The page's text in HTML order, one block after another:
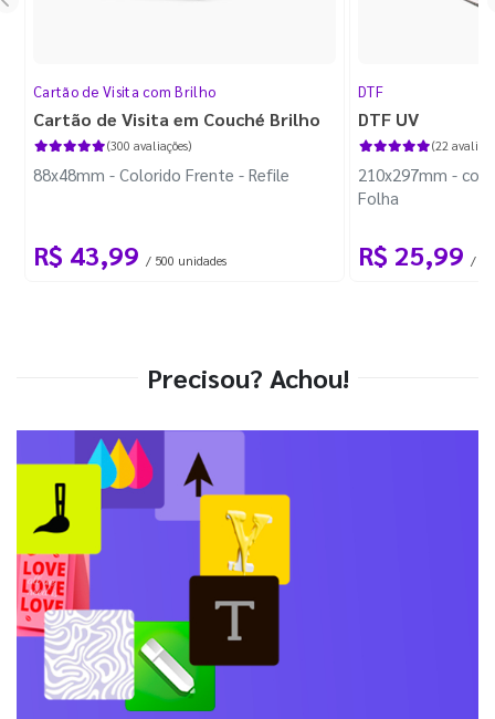
Cartão de Visita com Brilho
Cartão de Visita em Couché Brilho
(300 avaliações)
88x48mm - Colorido Frente - Refile
R$ 43,99 / 500 unidades
DTF
DTF UV
(22
210x297mm -
Folha
R$ 25,99 / 1
Precisou? Achou!